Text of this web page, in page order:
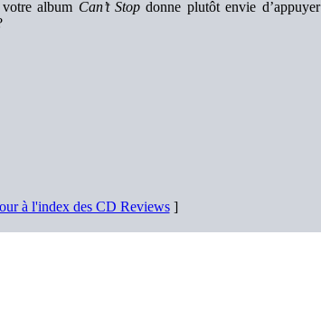
album Can’t Stopdonne plutôt envie d’appuyer
à l'index des CD Reviews]